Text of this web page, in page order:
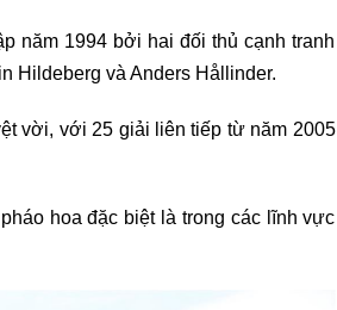
năm 1994 bởi hai đối thủ cạnh tranh
Hildeberg và Anders Hållinder.
vời, với 25 giải liên tiếp từ năm 2005
hoa đặc biệt là trong các lĩnh vực